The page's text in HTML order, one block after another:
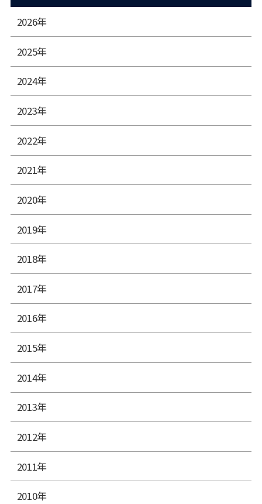
2026年
2025年
2024年
2023年
2022年
2021年
2020年
2019年
2018年
2017年
2016年
2015年
2014年
2013年
2012年
2011年
2010年